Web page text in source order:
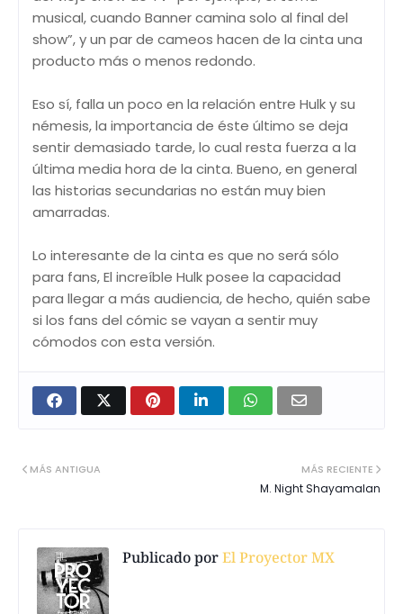
musical, cuando Banner camina solo al final del
show”, y un par de cameos hacen de la cinta una
producto más o menos redondo.
Eso sí, falla un poco en la relación entre Hulk y su
némesis, la importancia de éste último se deja
sentir demasiado tarde, lo cual resta fuerza a la
última media hora de la cinta. Bueno, en general
las historias secundarias no están muy bien
amarradas.
Lo interesante de la cinta es que no será sólo
para fans, El increíble Hulk posee la capacidad
para llegar a más audiencia, de hecho, quién sabe
si los fans del cómic se vayan a sentir muy
cómodos con esta versión.
MÁS RECIENTE
M. Night Shayamalan
MÁS ANTIGUA
Publicado porEl Proyector MX